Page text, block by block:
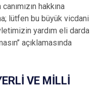
hakkına
lütfen bu büyük vicdani
yardım eli darda
açıklamasında
VE MİLLİ